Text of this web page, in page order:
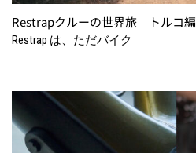
Restrapクルーの世界旅 トルコ編
Restrap は、ただバイク